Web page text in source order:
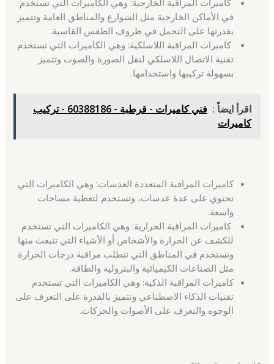
في الأماكن الخارجية مثل الشوارع والمناطق العامة وتتميز
بقدرتها على التحمل في ظروف الطقس القاسية.
كاميرات المراقبة اللاسلكية: وهي الكاميرات التي تستخدم
تقنية الاتصال اللاسلكي لنقل الصورة والصوت وتتميز
بسهولة تركيبها واستخدامها.
اقرأ ايضاً :
فني كاميرات - قرطبة - 60388186 - تركيب
كاميرات
كاميرات المراقبة المتعددة العدسات: وهي الكاميرات التي
تحتوي على عدة عدسات، وتستخدم لتغطية مساحات
واسعة.
كاميرات المراقبة الحرارية: وهي الكاميرات التي تستخدم
للكشف عن الحرارة والأشخاص أو الأشياء التي تنبعث منها
وتستخدم في المناطق التي تتطلب مراقبة درجات الحرارة
مثل الصناعات الكيميائية والبترولية والطاقة.
كاميرات المراقبة الذكية: وهي الكاميرات التي تستخدم
تقنيات الذكاء الاصطناعي وتتميز بالقدرة على التعرف على
الوجوه والتعرف على الأصوات والحركات.